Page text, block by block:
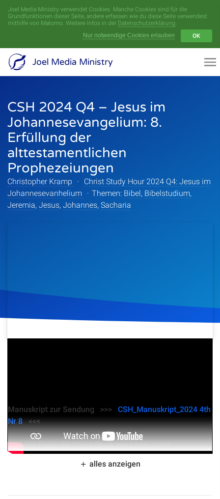
Joel Media Ministry verwendet Cookies. Manche Cookies sind für die
Grundfunktionen dieser Seite, andere erfassen wie du diese Seite verwendest
mithilfe von Matomo. Weitere Infos in der Datenschutzerklärung.
Nur notwendige Cookies erlauben
OK
Joel Media Ministry
CSH 2024 Q4 – Jesus im
Johannesevangelium: 8.
Erfüllung der
alttestamentlichen
Prophezeiungen
Christopher Kramp ·
Christ Study Hour 2024 Q4: Jesus im
Johannesevanhelium
· Themen: Bibel, Bibelstudium,
Jeremia, Jesus, Johannes, Sacharia
Manuskript zur Sendung >>> CSH_Manuskript_2024 4th
Nr 8<<<
In dieser Folge der Christ Study Hour beleuchtet
Christopher Kramp, wie Jesus im Johannesevangelium die
Erfüllung alttestamentlicher Prophezeiungen darstellt. Er
alles anzeigen
Menü
Videoarchiv
Serien
Sprecher
Startseite